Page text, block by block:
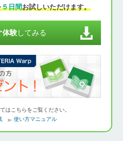
５日間お試しいただけます。
体験してみる
はこちらをご覧ください。
使い方マニュアル